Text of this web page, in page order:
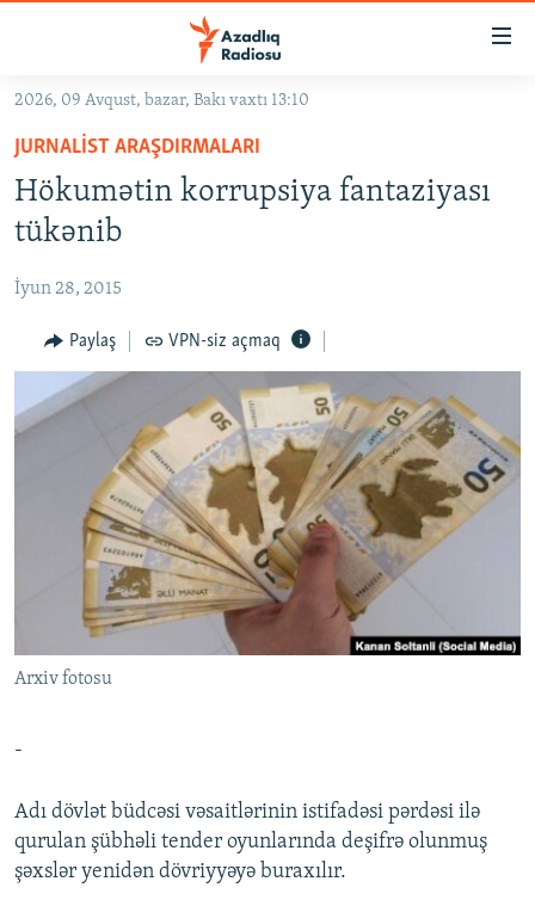
Əsas
qayıt
Əsas
naviqasiyaya
qayıt
Axtarışa
keç
GÜNDƏM
#İZAHLA
KORRUPSIOMETR
FƏRQƏ BAX
QANUNI DOĞRU
ARAŞDIRMA
MULTIMEDIA
FOTOQALEREYA
İNFOQRAFIKA
KARIKATURA
RADIO ARXIV
OXU ZALI
AZƏRBAYCAN ƏDƏBIYYATI KITABXANASI
İSLAM VƏ DEMOKRATIYA
İZ - MƏDƏNIYYƏT PROQRAMI
HAQQIMIZDA
MISSIYAMIZ
PEŞƏ ETIKASI VƏ JURNALISTIKA STANDARTLARIMIZ
MATERIALLARIMIZDAN ISTIFADƏ
AZADLIQRADIOSU MOBIL TELEFONUNUZDA
RFE/RL-in bütün saytları
2026, 09 Avqust, bazar, Bakı vaxtı 13:10
JURNALIST ARAŞDIRMALARI
Hökumətin korrupsiya fantaziyası
tükənib
İyun 28, 2015
Paylaş VPN-siz açmaq
Arxiv fotosu
-
Adı dövlət büdcəsi vəsaitlərinin istifadəsi pərdəsi ilə
qurulan şübhəli tender oyunlarında deşifrə olunmuş
şəxslər yenidən dövriyyəyə buraxılır.